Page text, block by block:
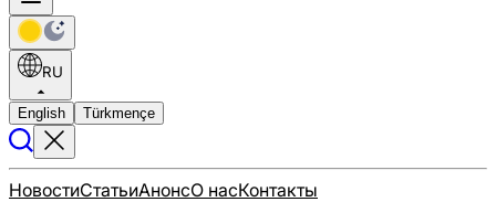
RU
English Türkmençe
НовостиСтатьиАнонсО насКонтакты